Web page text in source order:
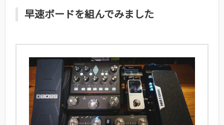
早速ボードを組んでみました